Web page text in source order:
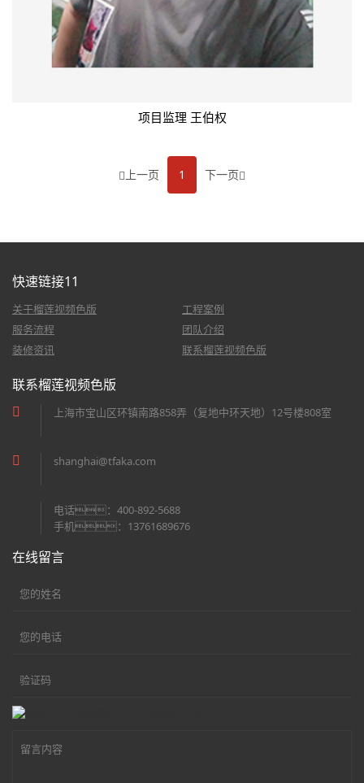
项目监理 王伯权
上一页 1 下一页
快速链接11
关于榴莲视频色版
工程案例
服务流程
团队介绍
装修资讯
联系榴莲视频色版
联系榴莲视频色版
上海市宝山区环镇南路858弄（复地中环天地）12号楼808室
shanghai@tfaka.com
电话：400-892-5688
手机：13761689676
在线留言